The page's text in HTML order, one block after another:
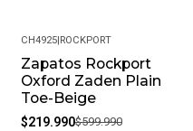
-63%
CH4925| ROCKPORT
Zapatos Rockport
Oxford Zaden Plain
Toe-Beige
$219.990$599.990